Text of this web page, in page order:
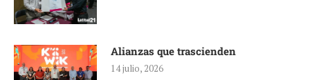
Alianzas que trascienden
14 julio, 2026